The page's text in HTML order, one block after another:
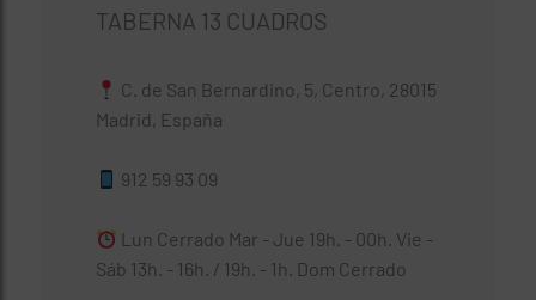
TABERNA 13 CUADROS
C. de San Bernardino, 5, Centro, 28015
Madrid, España
912 59 93 09
Lun Cerrado Mar - Jue 19h. - 00h. Vie -
Sáb 13h. - 16h. / 19h. - 1h. Dom Cerrado